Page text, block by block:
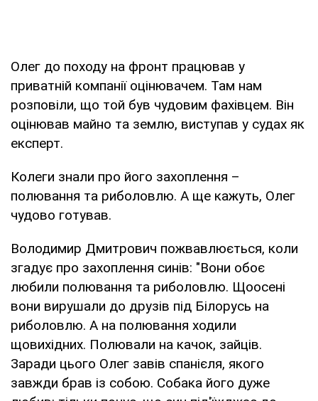
Олег до походу на фронт працював у
приватній компанії оцінювачем. Там нам
розповіли, що той був чудовим фахівцем. Він
оцінював майно та землю, виступав у судах як
експерт.
Колеги знали про його захоплення –
полювання та риболовлю. А ще кажуть, Олег
чудово готував.
Володимир Дмитрович пожвавлюється, коли
згадує про захоплення синів: "Вони обоє
любили полювання та риболовлю. Щоосені
вони вирушали до друзів під Білорусь на
риболовлю. А на полювання ходили
щовихідних. Полювали на качок, зайців.
Заради цього Олег завів спанієля, якого
завжди брав із собою. Собака його дуже